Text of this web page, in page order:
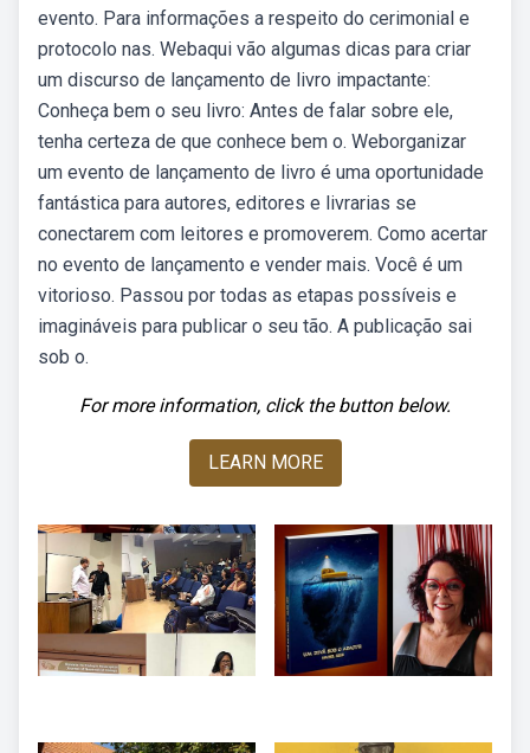
evento. Para informações a respeito do cerimonial e
protocolo nas. Webaqui vão algumas dicas para criar
um discurso de lançamento de livro impactante:
Conheça bem o seu livro: Antes de falar sobre ele,
tenha certeza de que conhece bem o. Weborganizar
um evento de lançamento de livro é uma oportunidade
fantástica para autores, editores e livrarias se
conectarem com leitores e promoverem. Como acertar
no evento de lançamento e vender mais. Você é um
vitorioso. Passou por todas as etapas possíveis e
imagináveis para publicar o seu tão. A publicação sai
sob o.
For more information, click the button below.
LEARN MORE